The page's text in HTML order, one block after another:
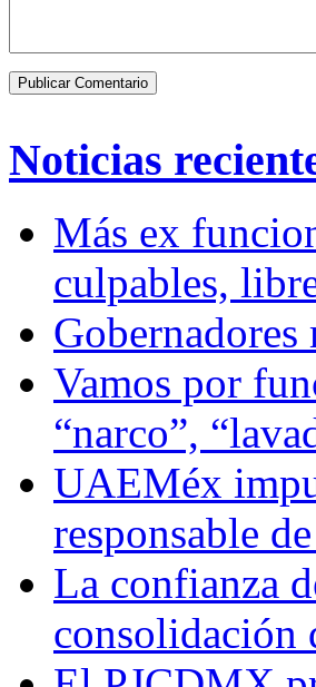
Noticias
Más ex
culpables,
Gobernadores
Vamos por
“narco”,
UAEMéx
responsable
La confianza
consolidación